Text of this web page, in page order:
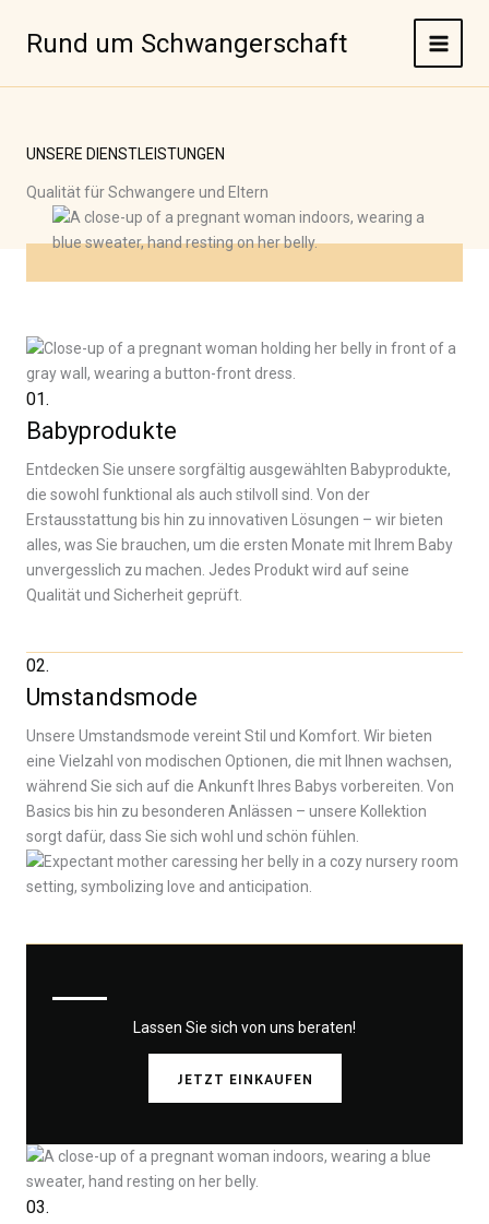
InhaltRund um Schwangerschaft
MAIN
UNSERE DIENSTLEISTUNGEN
Qualität für Schwangere und Eltern
01.
Babyprodukte
Entdecken Sie unsere sorgfältig ausgewählten Babyprodukte,
die sowohl funktional als auch stilvoll sind. Von der
Erstausstattung bis hin zu innovativen Lösungen – wir bieten
alles, was Sie brauchen, um die ersten Monate mit Ihrem Baby
unvergesslich zu machen. Jedes Produkt wird auf seine
Qualität und Sicherheit geprüft.
02.
Umstandsmode
Unsere Umstandsmode vereint Stil und Komfort. Wir bieten
eine Vielzahl von modischen Optionen, die mit Ihnen wachsen,
während Sie sich auf die Ankunft Ihres Babys vorbereiten. Von
Basics bis hin zu besonderen Anlässen – unsere Kollektion
sorgt dafür, dass Sie sich wohl und schön fühlen.
Lassen Sie sich von uns beraten!
JETZT EINKAUFEN
03.